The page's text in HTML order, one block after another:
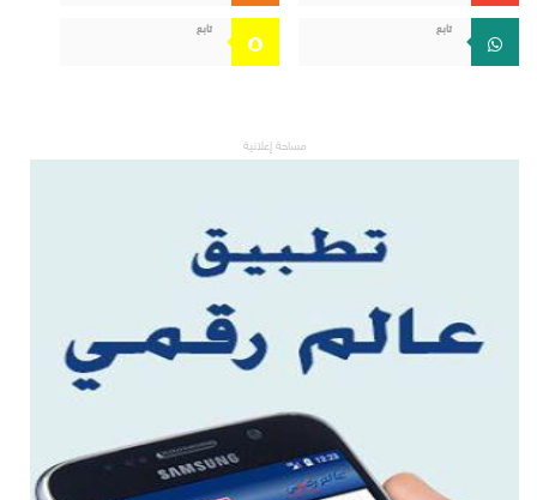
تابع تابع
مساحة إعلانية